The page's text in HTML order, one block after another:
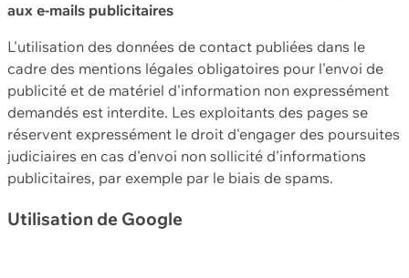
aux e-mails publicitaires
L'utilisation des données de contact publiées dans le
cadre des mentions légales obligatoires pour l'envoi de
publicité et de matériel d'information non expressément
demandés est interdite. Les exploitants des pages se
réservent expressément le droit d'engager des poursuites
judiciaires en cas d'envoi non sollicité d'informations
publicitaires, par exemple par le biais de spams.
Utilisation de Google